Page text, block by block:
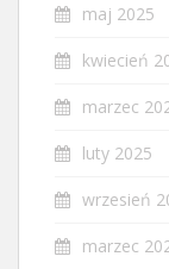
maj 2025
kwiecień
marzec
luty 2025
wrzesień
marzec